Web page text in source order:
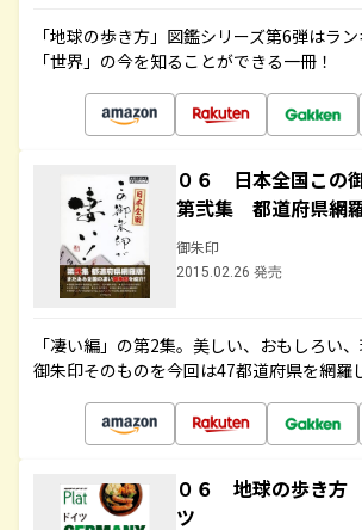
「地球の歩き方」図鑑シリーズ第6弾はラ
「世界」の今を知ることができる一冊！
０６ 日本全国この
第弐集 都道府県網
御朱印
2015.02.26 発売
「凄い編」の第2集。美しい、おもしろい
御朱印そのものを今回は47都道府県を網羅
０６ 地球の歩き
ツ